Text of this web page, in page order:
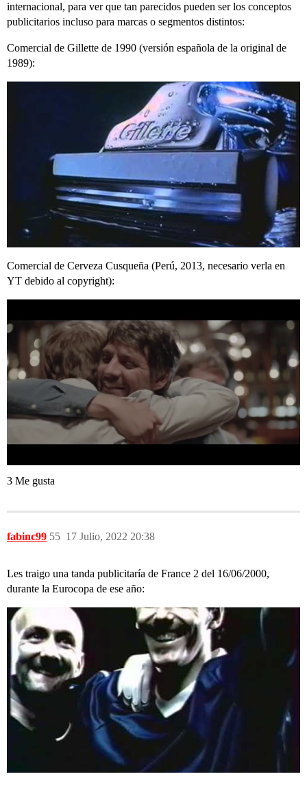
internacional, para ver que tan parecidos pueden ser los conceptos
publicitarios incluso para marcas o segmentos distintos:
Comercial de Gillette de 1990 (versión española de la original de
1989):
Comercial de Cerveza Cusqueña (Perú, 2013, necesario verla en
YT debido al copyright):
3 Me gusta
fabinc99 17 Julio, 2022 20:38
55
Les traigo una tanda publicitaría de France 2 del 16/06/2000,
durante la Eurocopa de ese año: